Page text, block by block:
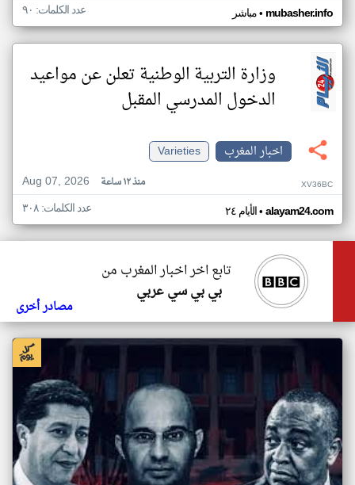
مباشر• mubasher.info عدد الكلمات: ٩٠
وزارة التربية الوطنية تعلن عن مواعيد
الدخول المدرسي المقبل
اخبار المغرب
Varieties
Aug 07, 2026
منذ ١٢ ساعة XV36BC
الأيام ٢٤• alayam24.com عدد الكلمات: ٣٠٨
تابع اخر اخبار المغرب من
بي بي سي عربي
مصادر أخرى